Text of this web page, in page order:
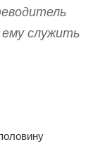
служить